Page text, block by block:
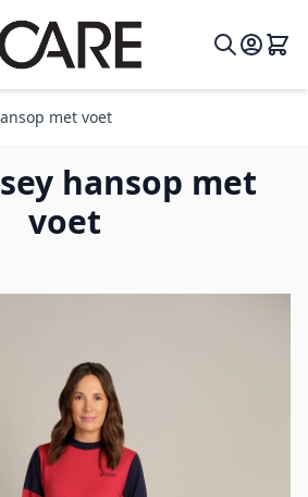
met voet
hansop met
voet